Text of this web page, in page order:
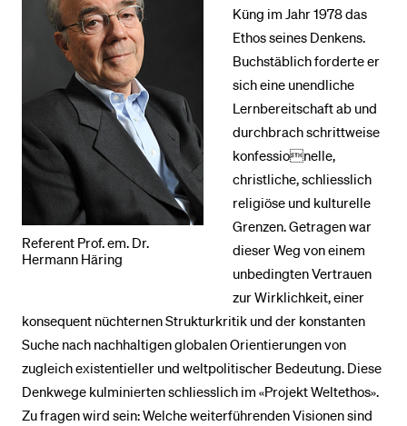
Referent Prof. em. Dr.
Hermann Häring
Küng im Jahr 1978 das
Ethos seines Denkens.
Buchstäblich forderte er
sich eine unendliche
Lernbereitschaft ab und
durchbrach schrittweise
konfessionelle,
christliche, schliesslich
religiöse und kulturelle
Grenzen. Getragen war
dieser Weg von einem
unbedingten Vertrauen
zur Wirklichkeit, einer
konsequent nüchternen Strukturkritik und der konstanten
Suche nach nachhaltigen globalen Orientierungen von
zugleich existentieller und weltpolitischer Bedeutung. Diese
Denkwege kulminierten schliesslich im «Projekt Weltethos».
Zu fragen wird sein: Welche weiterführenden Visionen sind